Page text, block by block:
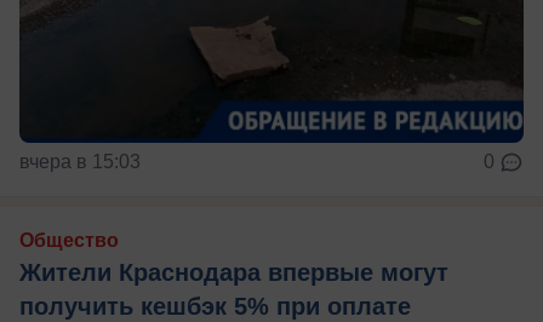
вчера в 15:03 0
Общество
Жители Краснодара впервые могут
получить кешбэк 5% при оплате